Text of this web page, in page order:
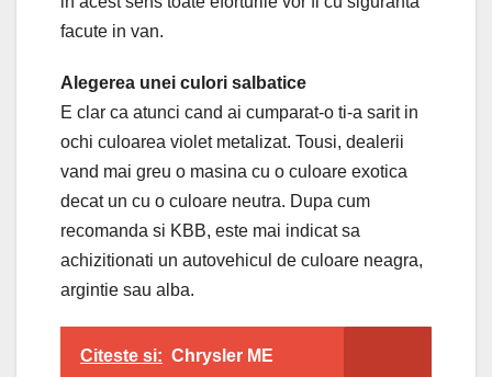
facute in van.
Alegerea unei culori salbatice
E clar ca atunci cand ai cumparat-o ti-a sarit in
ochi culoarea violet metalizat. Tousi, dealerii
vand mai greu o masina cu o culoare exotica
decat un cu o culoare neutra. Dupa cum
recomanda si KBB, este mai indicat sa
achizitionati un autovehicul de culoare neagra,
argintie sau alba.
Citeste si: Chrysler ME